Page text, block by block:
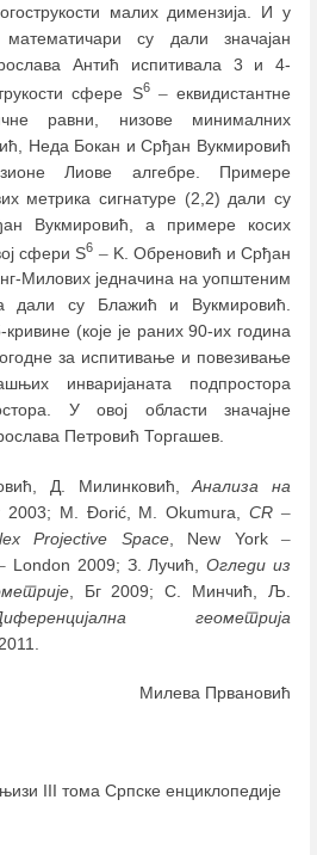
малих димензија. И у
су дали значајан
Антић испитивала 3 и 4-
сфере S6 –еквидистантне
равни, низове минималних
Неда Бокан и Срђан Вукмировић
Лиове алгебре. Примере
метрика сигнатуре (2,2) дали су
Вукмировић, а примере косих
сфери S6 –K. Обреновић и Срђан
Милових једначина на уопштеним
дали су Блажић и Вукмировић.
(које је раних 90-их година
за испитивање и повезивање
инваријаната подпростора
У овој области значајне
Петровић Торгашев.
Д. Милинковић,Анализа на
2003; М. Đorić, M. Okumura,CR –
Projective Space, New York–
London 2009; З. Лучић,Огледи из
, Бг 2009; С. Минчић, Љ.
геометрија
Милева Првановић
III тома Српске енциклопедије